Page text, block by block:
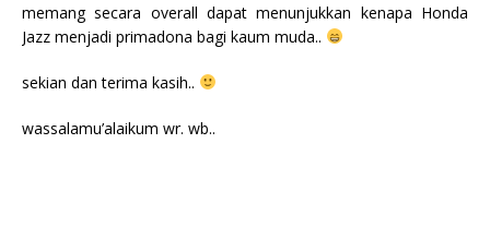
memang secara overall dapat menunjukkan kenapa Honda
Jazz menjadi primadona bagi kaum muda..
sekian dan terima kasih..
wassalamu’alaikum wr. wb..